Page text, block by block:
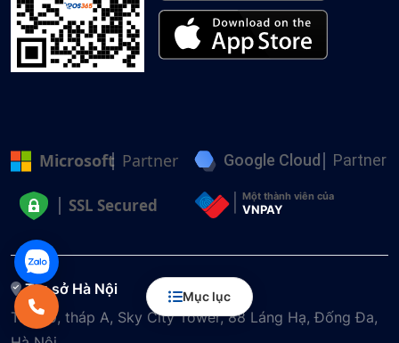
Mục lục
Microsoft Partner Google Cloud Partner
SSL Secured Một thành viên của
VNPAY
Trụ sở Hà Nội
Tầng 9, tháp A, Sky City Tower, 88 Láng Hạ, Đống Đa,